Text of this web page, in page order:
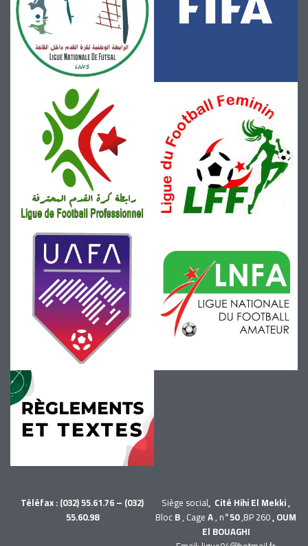
Siège social, Cité Hihi El Mekki ,
BlocB, CageA, n°50,BP 260, OUM
El BOUAGHI
Téléfax : (032) 55.61.76 – (032)
55.60.98